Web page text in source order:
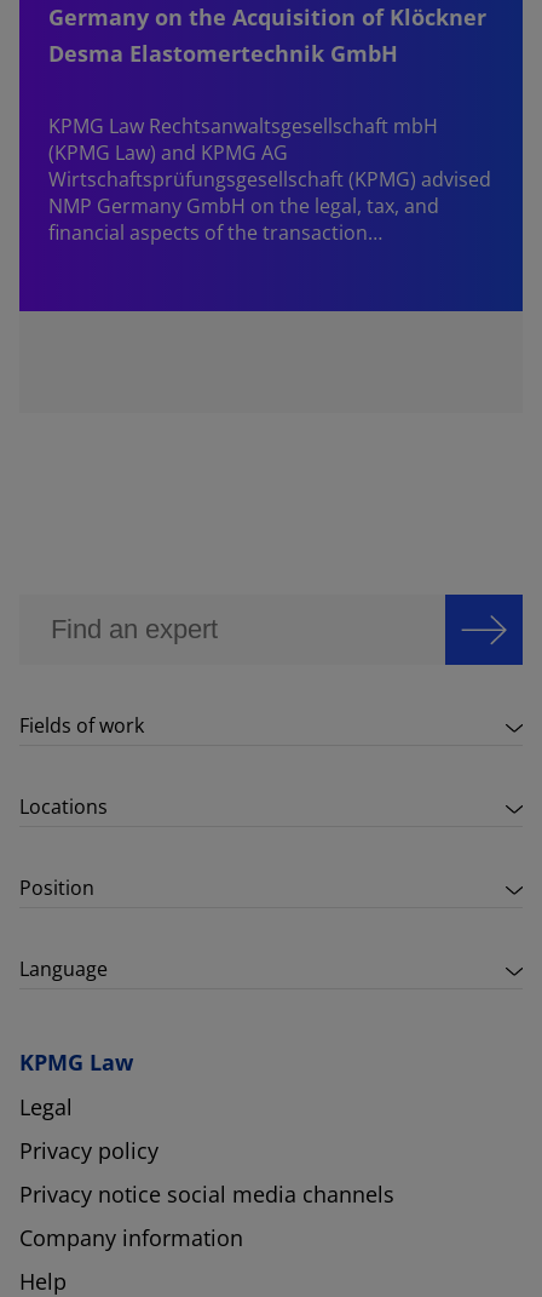
Germany on the Acquisition of Klöckner
Desma Elastomertechnik GmbH
KPMG Law Rechtsanwaltsgesellschaft mbH
(KPMG Law) and KPMG AG
Wirtschaftsprüfungsgesellschaft (KPMG) advised
NMP Germany GmbH on the legal, tax, and
financial aspects of the transaction…
Fields of work
Locations
Position
Language
KPMG Law
Legal
Privacy policy
Privacy notice social media channels
Company information
Help